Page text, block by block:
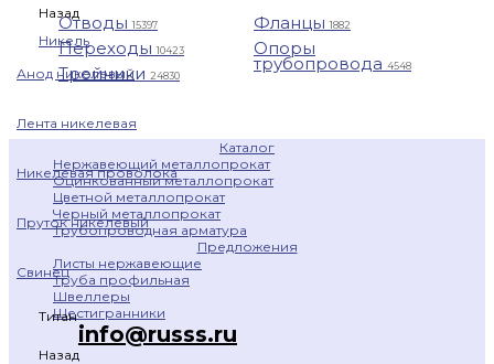
Назад
Никель
Анод никелевый
Лента никелевая
Никелевая проволока
Пруток никелевый
Свинец
Титан
Назад
Отводы15397
Переходы10423
Тройники 24830
Фланцы1882
Опоры
трубопровода 4548
Каталог
Нержавеющий металлопрокат
Оцинкованный металлопрокат
Цветной металлопрокат
Черный металлопрокат
Трубопроводная арматура
Предложения
Листы нержавеющие
Труба профильная
Швеллеры
Шестигранники
info@russs.ru